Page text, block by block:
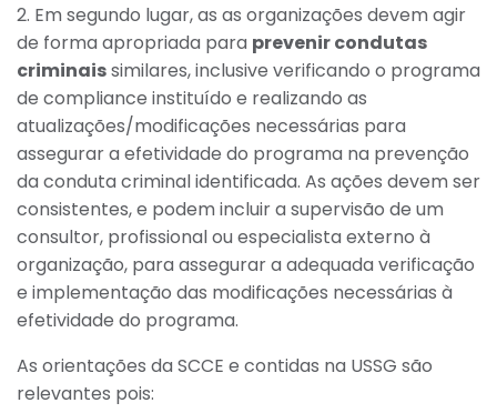
2. Em segundo lugar, as as organizações devem agir
de forma apropriada para prevenir condutas
criminaissimilares, inclusive verificando o programa
de compliance instituído e realizando as
atualizações/modificações necessárias para
assegurar a efetividade do programa na prevenção
da conduta criminal identificada. As ações devem ser
consistentes, e podem incluir a supervisão de um
consultor, profissional ou especialista externo à
organização, para assegurar a adequada verificação
e implementação das modificações necessárias à
efetividade do programa.
As orientações da SCCE e contidas na USSG são
relevantes pois: